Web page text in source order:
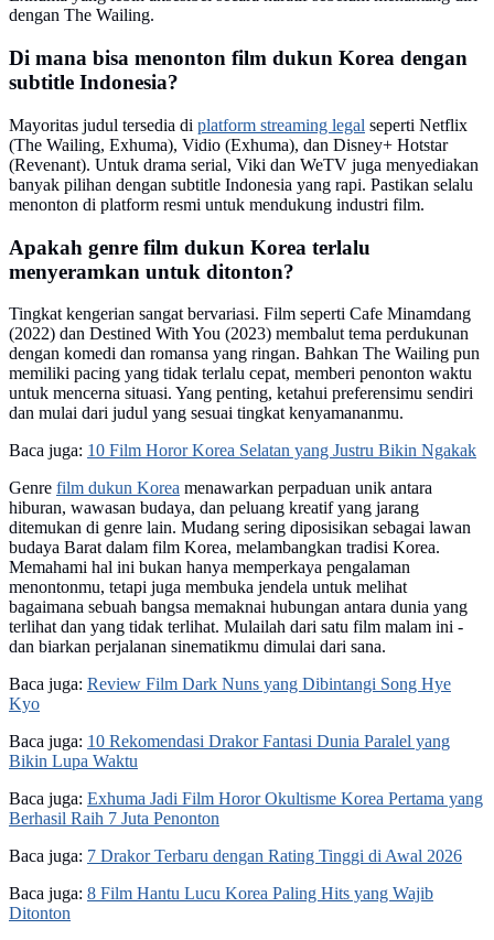
dengan The Wailing.
Di mana bisa menonton film dukun Korea dengan
subtitle Indonesia?
Mayoritas judul tersedia di platform streaming legal seperti Netflix
(The Wailing, Exhuma), Vidio (Exhuma), dan Disney+ Hotstar
(Revenant). Untuk drama serial, Viki dan WeTV juga menyediakan
banyak pilihan dengan subtitle Indonesia yang rapi. Pastikan selalu
menonton di platform resmi untuk mendukung industri film.
Apakah genre film dukun Korea terlalu
menyeramkan untuk ditonton?
Tingkat kengerian sangat bervariasi. Film seperti Cafe Minamdang
(2022) dan Destined With You (2023) membalut tema perdukunan
dengan komedi dan romansa yang ringan. Bahkan The Wailing pun
memiliki pacing yang tidak terlalu cepat, memberi penonton waktu
untuk mencerna situasi. Yang penting, ketahui preferensimu sendiri
dan mulai dari judul yang sesuai tingkat kenyamananmu.
Baca juga: 10 Film Horor Korea Selatan yang Justru Bikin Ngakak
Genre film dukun Korea menawarkan perpaduan unik antara
hiburan, wawasan budaya, dan peluang kreatif yang jarang
ditemukan di genre lain. Mudang sering diposisikan sebagai lawan
budaya Barat dalam film Korea, melambangkan tradisi Korea.
Memahami hal ini bukan hanya memperkaya pengalaman
menontonmu, tetapi juga membuka jendela untuk melihat
bagaimana sebuah bangsa memaknai hubungan antara dunia yang
terlihat dan yang tidak terlihat. Mulailah dari satu film malam ini -
dan biarkan perjalanan sinematikmu dimulai dari sana.
Baca juga: Review Film Dark Nuns yang Dibintangi Song Hye
Kyo
Baca juga: 10 Rekomendasi Drakor Fantasi Dunia Paralel yang
Bikin Lupa Waktu
Baca juga: Exhuma Jadi Film Horor Okultisme Korea Pertama yang
Berhasil Raih 7 Juta Penonton
Baca juga: 7 Drakor Terbaru dengan Rating Tinggi di Awal 2026
Baca juga: 8 Film Hantu Lucu Korea Paling Hits yang Wajib
Ditonton